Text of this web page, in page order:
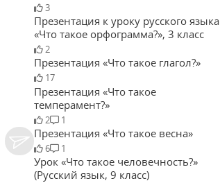
3
Презентация к уроку русского языка
«Что такое орфограмма?», 3 класс
2
Презентация «Что такое глагол?»
17
Презентация «Что такое
темперамент?»
2 1
Презентация «Что такое весна»
6 1
Урок «Что такое человечность?»
(Русский язык, 9 класс)